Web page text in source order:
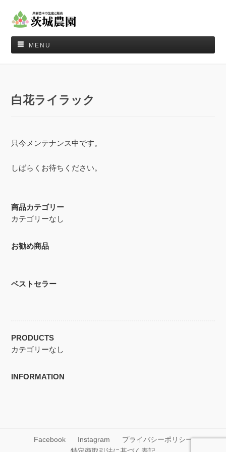
MENU
白花ライラック
只今メンテナンス中です。
しばらくお待ちください。
商品カテゴリー
カテゴリーなし
お勧め商品
ベストセラー
PRODUCTS
カテゴリーなし
INFORMATION
Facebook Instagram
プライバシーポリシー